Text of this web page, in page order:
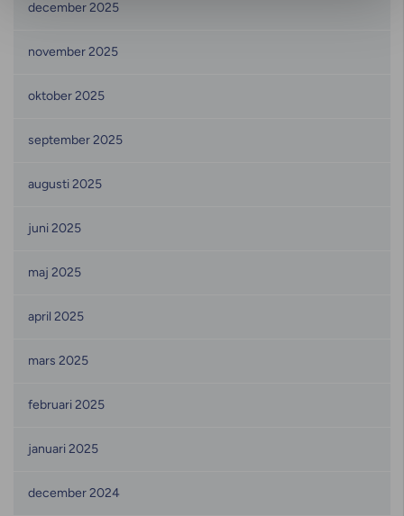
december 2025
november 2025
oktober 2025
september 2025
augusti 2025
juni 2025
maj 2025
april 2025
mars 2025
februari 2025
januari 2025
december 2024